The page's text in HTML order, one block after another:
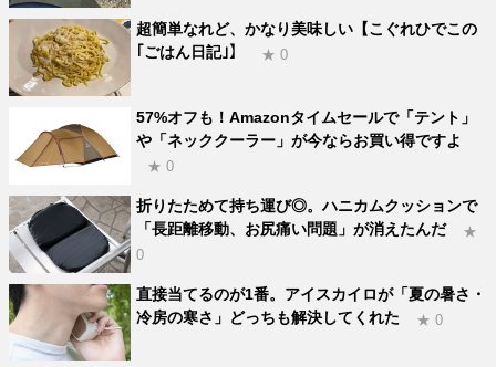
超簡単なれど、かなり美味しい【こぐれひでこの
｢ごはん日記｣】
★ 0
57%オフも！Amazonタイムセールで「テント」
や「ネッククーラー」が今ならお買い得ですよ
★ 0
折りたためて持ち運び◎。ハニカムクッションで
「長距離移動、お尻痛い問題」が消えたんだ
★
0
直接当てるのが1番。アイスカイロが「夏の暑さ・
冷房の寒さ」どっちも解決してくれた
★ 0